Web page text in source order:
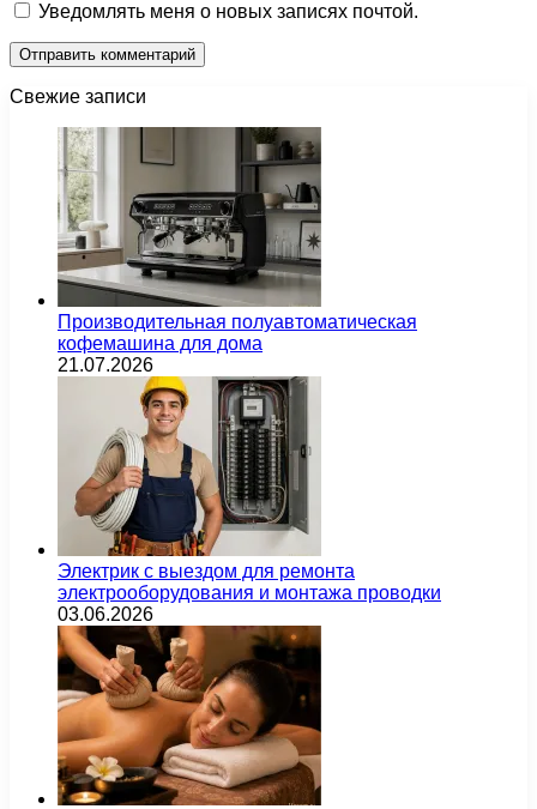
Уведомлять меня о новых записях почтой.
Свежие записи
Производительная полуавтоматическая
кофемашина для дома
21.07.2026
Электрик с выездом для ремонта
электрооборудования и монтажа проводки
03.06.2026